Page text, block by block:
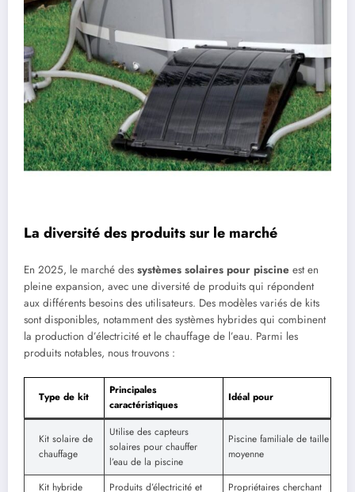
La diversité des produits sur le marché
En 2025, le marché des systèmes solaires pour piscine est en
pleine expansion, avec une diversité de produits qui répondent
aux différents besoins des utilisateurs. Des modèles variés de kits
sont disponibles, notamment des systèmes hybrides qui combinent
la production d’électricité et le chauffage de l’eau. Parmi les
produits notables, nous trouvons :
Type de kit
Principales
caractéristiques
Idéal pour
Kit solaire de
chauffage
Utilise des capteurs
solaires pour chauffer
l’eau de la piscine
Piscine familiale de taille
moyenne
Kit hybride Produits d’électricité et Propriétaires cherchant